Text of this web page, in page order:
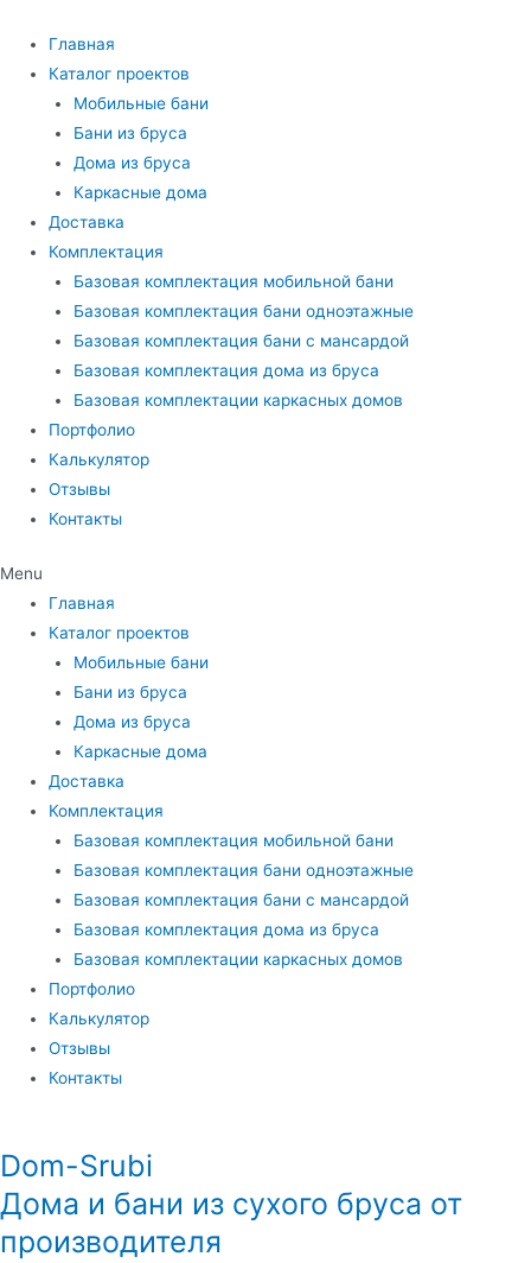
содержимому
Главная
Каталог проектов
Мобильные бани
Бани из бруса
Дома из бруса
Каркасные дома
Доставка
Комплектация
Базовая комплектация мобильной бани
Базовая комплектация бани одноэтажные
Базовая комплектация бани с мансардой
Базовая комплектация дома из бруса
Базовая комплектации каркасных домов
Портфолио
Калькулятор
Отзывы
Контакты
Menu
Главная
Каталог проектов
Мобильные бани
Бани из бруса
Дома из бруса
Каркасные дома
Доставка
Комплектация
Базовая комплектация мобильной бани
Базовая комплектация бани одноэтажные
Базовая комплектация бани с мансардой
Базовая комплектация дома из бруса
Базовая комплектации каркасных домов
Портфолио
Калькулятор
Отзывы
Контакты
Dom-Srubi
Дома и бани из сухого бруса от
производителя